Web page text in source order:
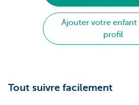
Ajouter votre enfant
profil
Tout suivre facilement